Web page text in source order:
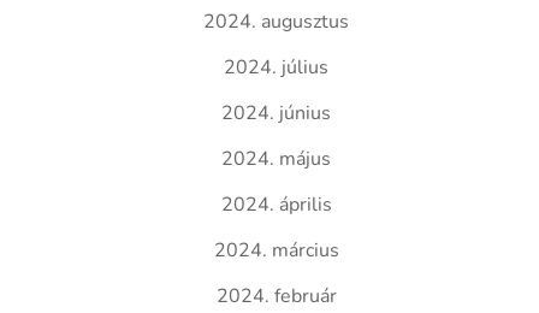
2024. augusztus
2024. július
2024. június
2024. május
2024. április
2024. március
2024. február